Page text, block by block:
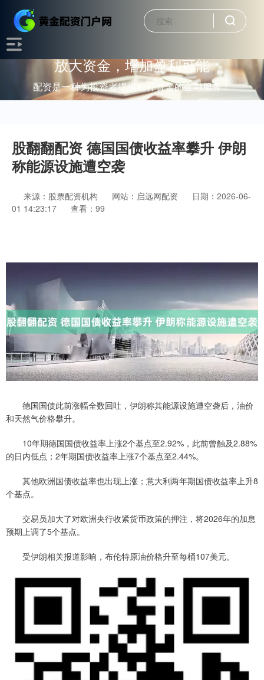
放大资金，增加盈利可能
配资是一种为投资者提供杠杆资金的金融服务！
股翻翻配资 德国国债收益率攀升 伊朗
称能源设施遭空袭
来源：股票配资机构 网站：启远网配资
日期：2026-06-
01 14:23:17
查看：99
德国国债此前涨幅全数回吐，伊朗称其能源设施遭空袭后，油价
和天然气价格攀升。
10年期德国国债收益率上涨2个基点至2.92%，此前曾触及2.88%
的日内低点；2年期国债收益率上涨7个基点至2.44%。
其他欧洲国债收益率也出现上涨；意大利两年期国债收益率上升8
个基点。
交易员加大了对欧洲央行收紧货币政策的押注，将2026年的加息
预期上调了5个基点。
受伊朗相关报道影响，布伦特原油价格升至每桶107美元。